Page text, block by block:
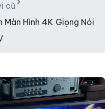
cũ
Hình 4K Giọng Nói